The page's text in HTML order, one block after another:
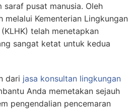
pusat manusia. Oleh
melalui Kementerian Lingkungan
telah menetapkan
sangat ketat untuk kedua
dari jasa konsultan lingkungan
Anda memetakan sejauh
pengendalian pencemaran